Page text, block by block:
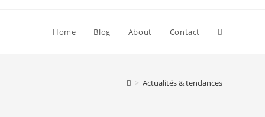
Home Blog About Contact Toggle
> Actualités & tendances